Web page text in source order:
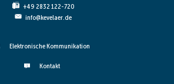
+49 2832 122-720
info@kevelaer.de
Elektronische Kommunikation
Kontakt